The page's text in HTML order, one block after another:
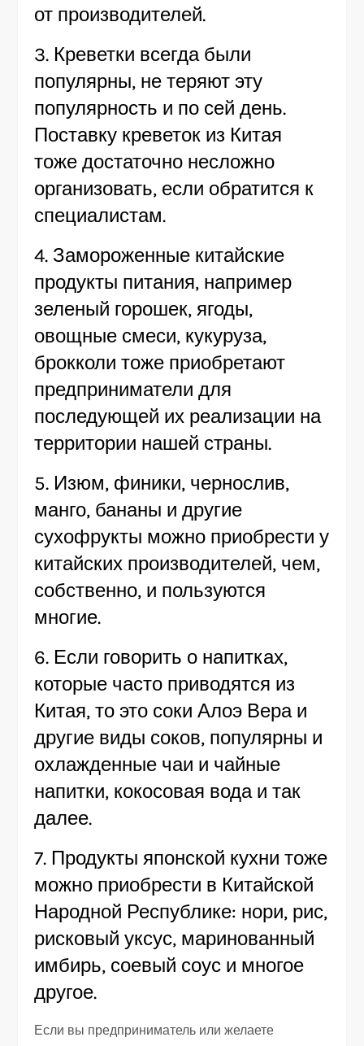
от производителей.
3. Креветки всегда были
популярны, не теряют эту
популярность и по сей день.
Поставку креветок из Китая
тоже достаточно несложно
организовать, если обратится к
специалистам.
4. Замороженные китайские
продукты питания, например
зеленый горошек, ягоды,
овощные смеси, кукуруза,
брокколи тоже приобретают
предприниматели для
последующей их реализации на
территории нашей страны.
5. Изюм, финики, чернослив,
манго, бананы и другие
сухофрукты можно приобрести у
китайских производителей, чем,
собственно, и пользуются
многие.
6. Если говорить о напитках,
которые часто приводятся из
Китая, то это соки Алоэ Вера и
другие виды соков, популярны и
охлажденные чаи и чайные
напитки, кокосовая вода и так
далее.
7. Продукты японской кухни тоже
можно приобрести в Китайской
Народной Республике: нори, рис,
рисковый уксус, маринованный
имбирь, соевый соус и многое
другое.
Если вы предприниматель или желаете